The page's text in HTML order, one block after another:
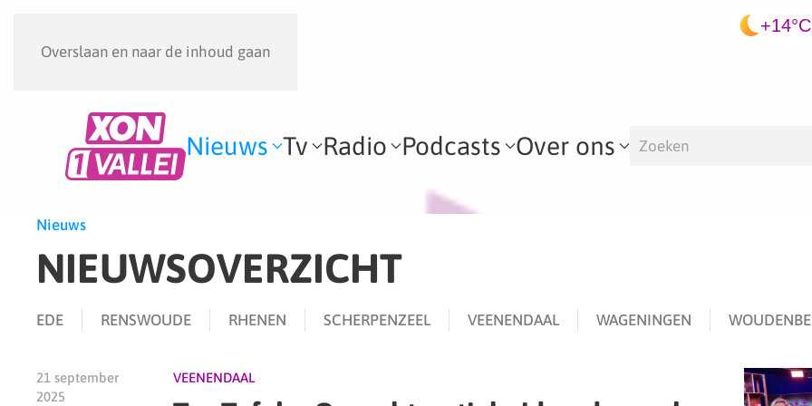
Overslaan en naar de inhoud gaan
+14°C
Nieuws Tv Radio Podcasts Over ons
Nieuws
NIEUWSOVERZICHT
EDE RENSWOUDE RHENEN SCHERPENZEEL VEENENDAAL WAGENINGEN
21 september
2025
VEENENDAAL